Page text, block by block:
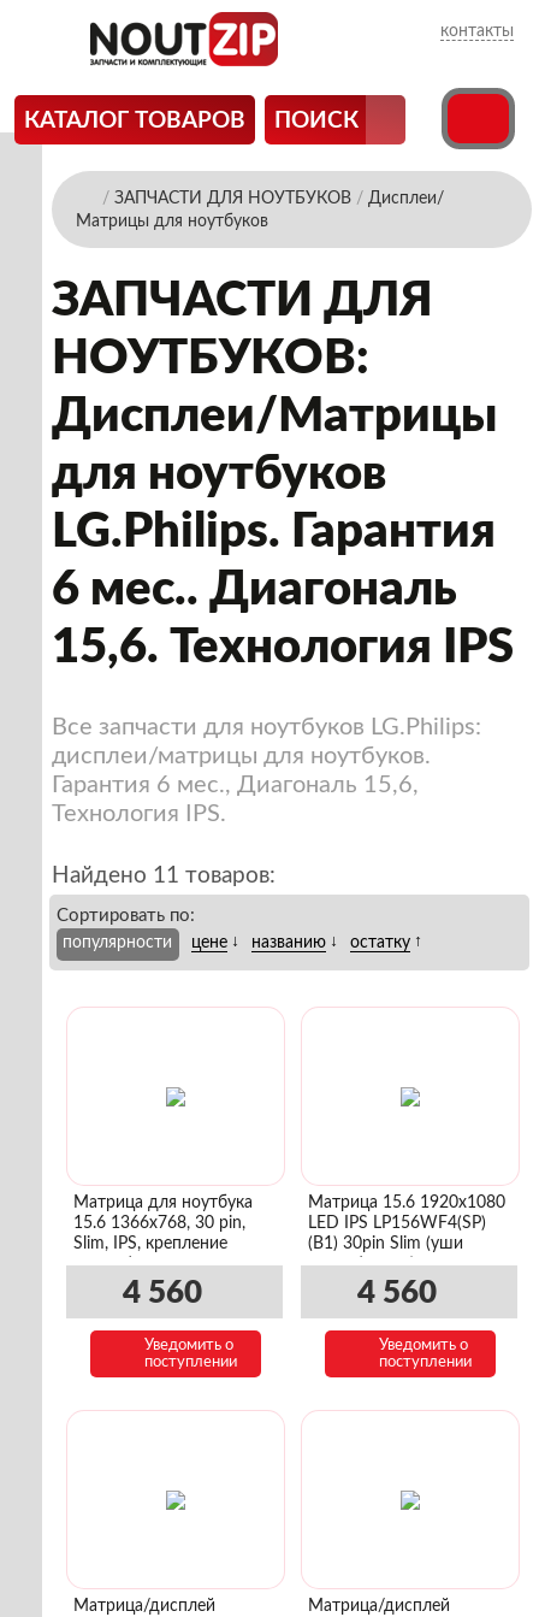
контакты
КАТАЛОГ ТОВАРОВ ПОИСК
/ ЗАПЧАСТИ ДЛЯ НОУТБУКОВ / Дисплеи/
Матрицы для ноутбуков
ЗАПЧАСТИ ДЛЯ
НОУТБУКОВ:
Дисплеи/Матрицы
для ноутбуков
LG.Philips. Гарантия
6 мес.. Диагональ
15,6. Технология IPS
Все запчасти для ноутбуков LG.Philips:
дисплеи/матрицы для ноутбуков.
Гарантия 6 мес., Диагональ 15,6,
Технология IPS.
Найдено 11 товаров:
Сортировать по:
популярности цене ↓ названию ↓ остатку ↑
Матрица для ноутбука
15.6 1366x768, 30 pin,
Slim, IPS, крепление
сверху/снизу
4 560
Уведомить о
поступлении
Матрица 15.6 1920x1080
LED IPS LP156WF4(SP)
(B1) 30pin Slim (уши
сверху\снизу)
4 560
Уведомить о
поступлении
Матрица/дисплей
Матрица/дисплей